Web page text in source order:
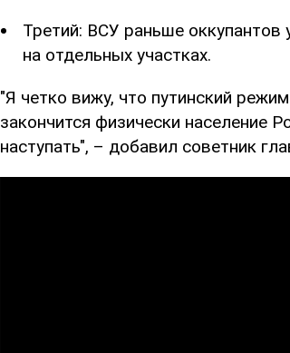
Третий: ВСУ раньше оккупантов
на отдельных участках.
"Я четко вижу, что путинский
закончится физически население
наступать", – добавил советник